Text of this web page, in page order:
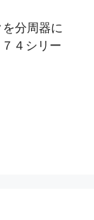
分周器に
４シリー